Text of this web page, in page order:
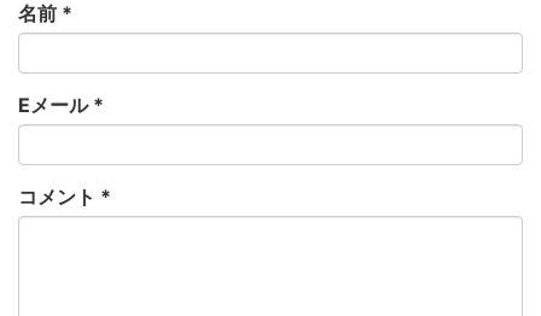
名前 *
Eメール *
コメント *